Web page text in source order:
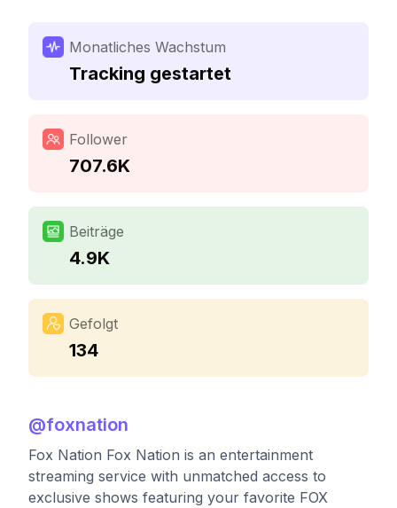
Monatliches Wachstum
Tracking gestartet
Follower
707.6K
Beiträge
4.9K
Gefolgt
134
@foxnation
Fox Nation Fox Nation is an entertainment
streaming service with unmatched access to
exclusive shows featuring your favorite FOX